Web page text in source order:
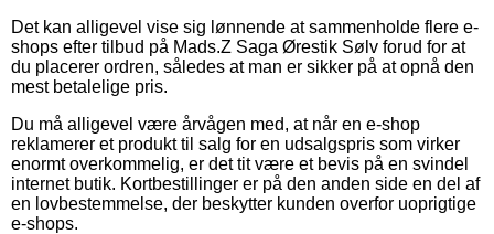
Det kan alligevel vise sig lønnende at sammenholde flere e-
shops efter tilbud på Mads.Z Saga Ørestik Sølv forud for at
du placerer ordren, således at man er sikker på at opnå den
mest betalelige pris.
Du må alligevel være årvågen med, at når en e-shop
reklamerer et produkt til salg for en udsalgspris som virker
enormt overkommelig, er det tit være et bevis på en svindel
internet butik. Kortbestillinger er på den anden side en del af
en lovbestemmelse, der beskytter kunden overfor uoprigtige
e-shops.